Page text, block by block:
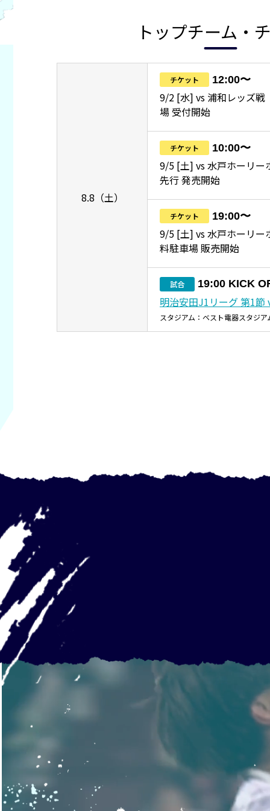
トップチーム・
8.8（土）
チケット 12:00〜
9/2 [水] vs 浦和レッズ戦
場 受付開始
チケット 10:00〜
9/5 [土] vs 水戸ホーリー
先行 発売開始
チケット 19:00〜
9/5 [土] vs 水戸ホーリー
料駐車場 販売開始
試合 19:00 KICK
明治安田J1リーグ 第1節
スタジアム：ベスト電器スタジア